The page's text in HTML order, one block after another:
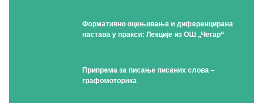
Формативно оцењивање и диференцирана
настава у пракси: Лекције из ОШ „Чегар“
Припрема за писање писаних слова –
графомоторика